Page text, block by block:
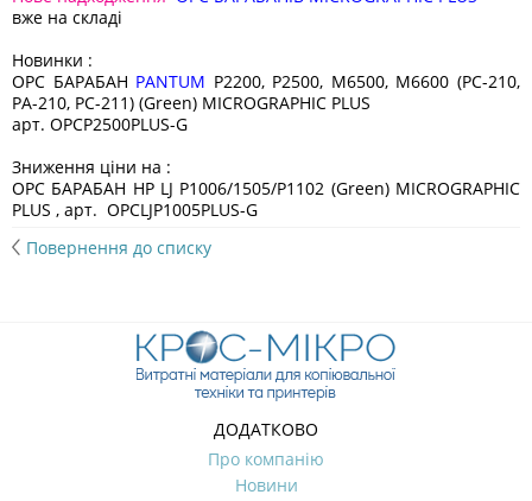
вже на складі
Новинки :
OPC БАРАБАН PANTUM P2200, P2500, M6500, M6600 (PC-210,
PA-210, PC-211) (Green) MICROGRAPHIC PLUS
арт. OPCP2500PLUS-G
Зниження ціни на :
OPC БАРАБАН HP LJ P1006/1505/Р1102 (Green) MICROGRAPHIC
PLUS , арт. OPCLJP1005PLUS-G
Повернення до списку
ДОДАТКОВО
Про компанію
Новини